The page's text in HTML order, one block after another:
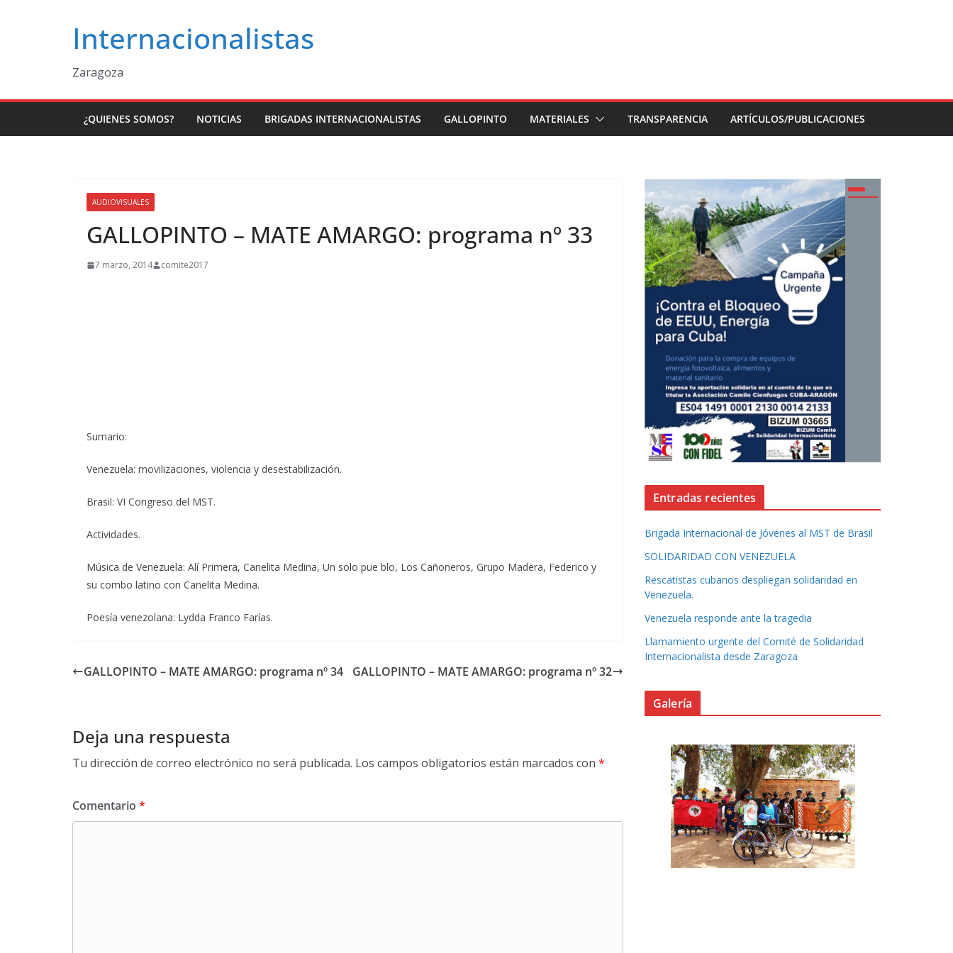
Internacionalistas
Zaragoza
¿QUIENES SOMOS? NOTICIAS BRIGADAS INTERNACIONALISTAS GALLOPINTO MATERIALES TRANSPARENCIA ARTÍCULOS/PUBLICACIONES
AUDIOVISUALES
GALLOPINTO – MATE AMARGO: programa nº 33
7 marzo, 2014 comite2017
Sumario:
Venezuela: movilizaciones, violencia y desestabilización.
Brasil: VI Congreso del MST.
Actividades.
Música de Venezuela: Alí Primera, Canelita Medina, Un solo pue blo, Los Cañoneros, Grupo Madera, Federico y
su combo latino con Canelita Medina.
Poesía venezolana: Lydda Franco Farías.
GALLOPINTO – MATE AMARGO: programa nº 34 GALLOPINTO – MATE AMARGO: programa nº 32
Deja una respuesta
Tu dirección de correo electrónico no será publicada. Los campos obligatorios están marcados con *
Comentario *
Entradas recientes
Brigada Internacional de Jóvenes al MST de Brasil
SOLIDARIDAD CON VENEZUELA
Rescatistas cubanos despliegan solidaridad en
Venezuela.
Venezuela responde ante la tragedia
Llamamiento urgente del Comité de Solidaridad
Internacionalista desde Zaragoza
Galería